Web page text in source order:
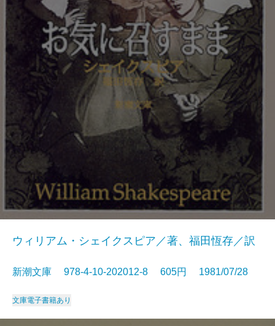
ウィリアム・シェイクスピア／著、福田恆存／訳
新潮文庫 978-4-10-202012-8 605円 1981/07/28
文庫電子書籍あり